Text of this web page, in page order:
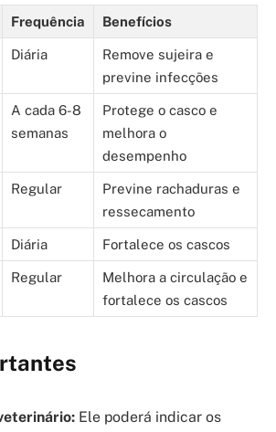
Frequência Benefícios
Diária
Remove sujeira e
previne infecções
A cada 6-8
semanas
Protege o casco e
melhora o
desempenho
Regular
Previne rachaduras e
ressecamento
Diária Fortalece os cascos
Regular
Melhora a circulação e
fortalece os cascos
Ele poderá indicar os